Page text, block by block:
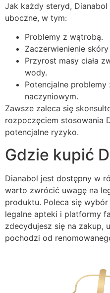
Jak każdy steryd, Dianabol
uboczne, w tym:
Problemy z wątrobą.
Zaczerwienienie
Przyrost masy ciała
wody.
Potencjalne problemy
naczyniowym.
Zawsze zaleca się
rozpoczęciem stosowania
potencjalne ryzyko.
Gdzie kupić
Dianabol jest dostępny w
warto zwrócić uwagę na
produktu. Poleca się
legalne apteki i platformy
zdecydujesz się na zakup,
pochodzi od